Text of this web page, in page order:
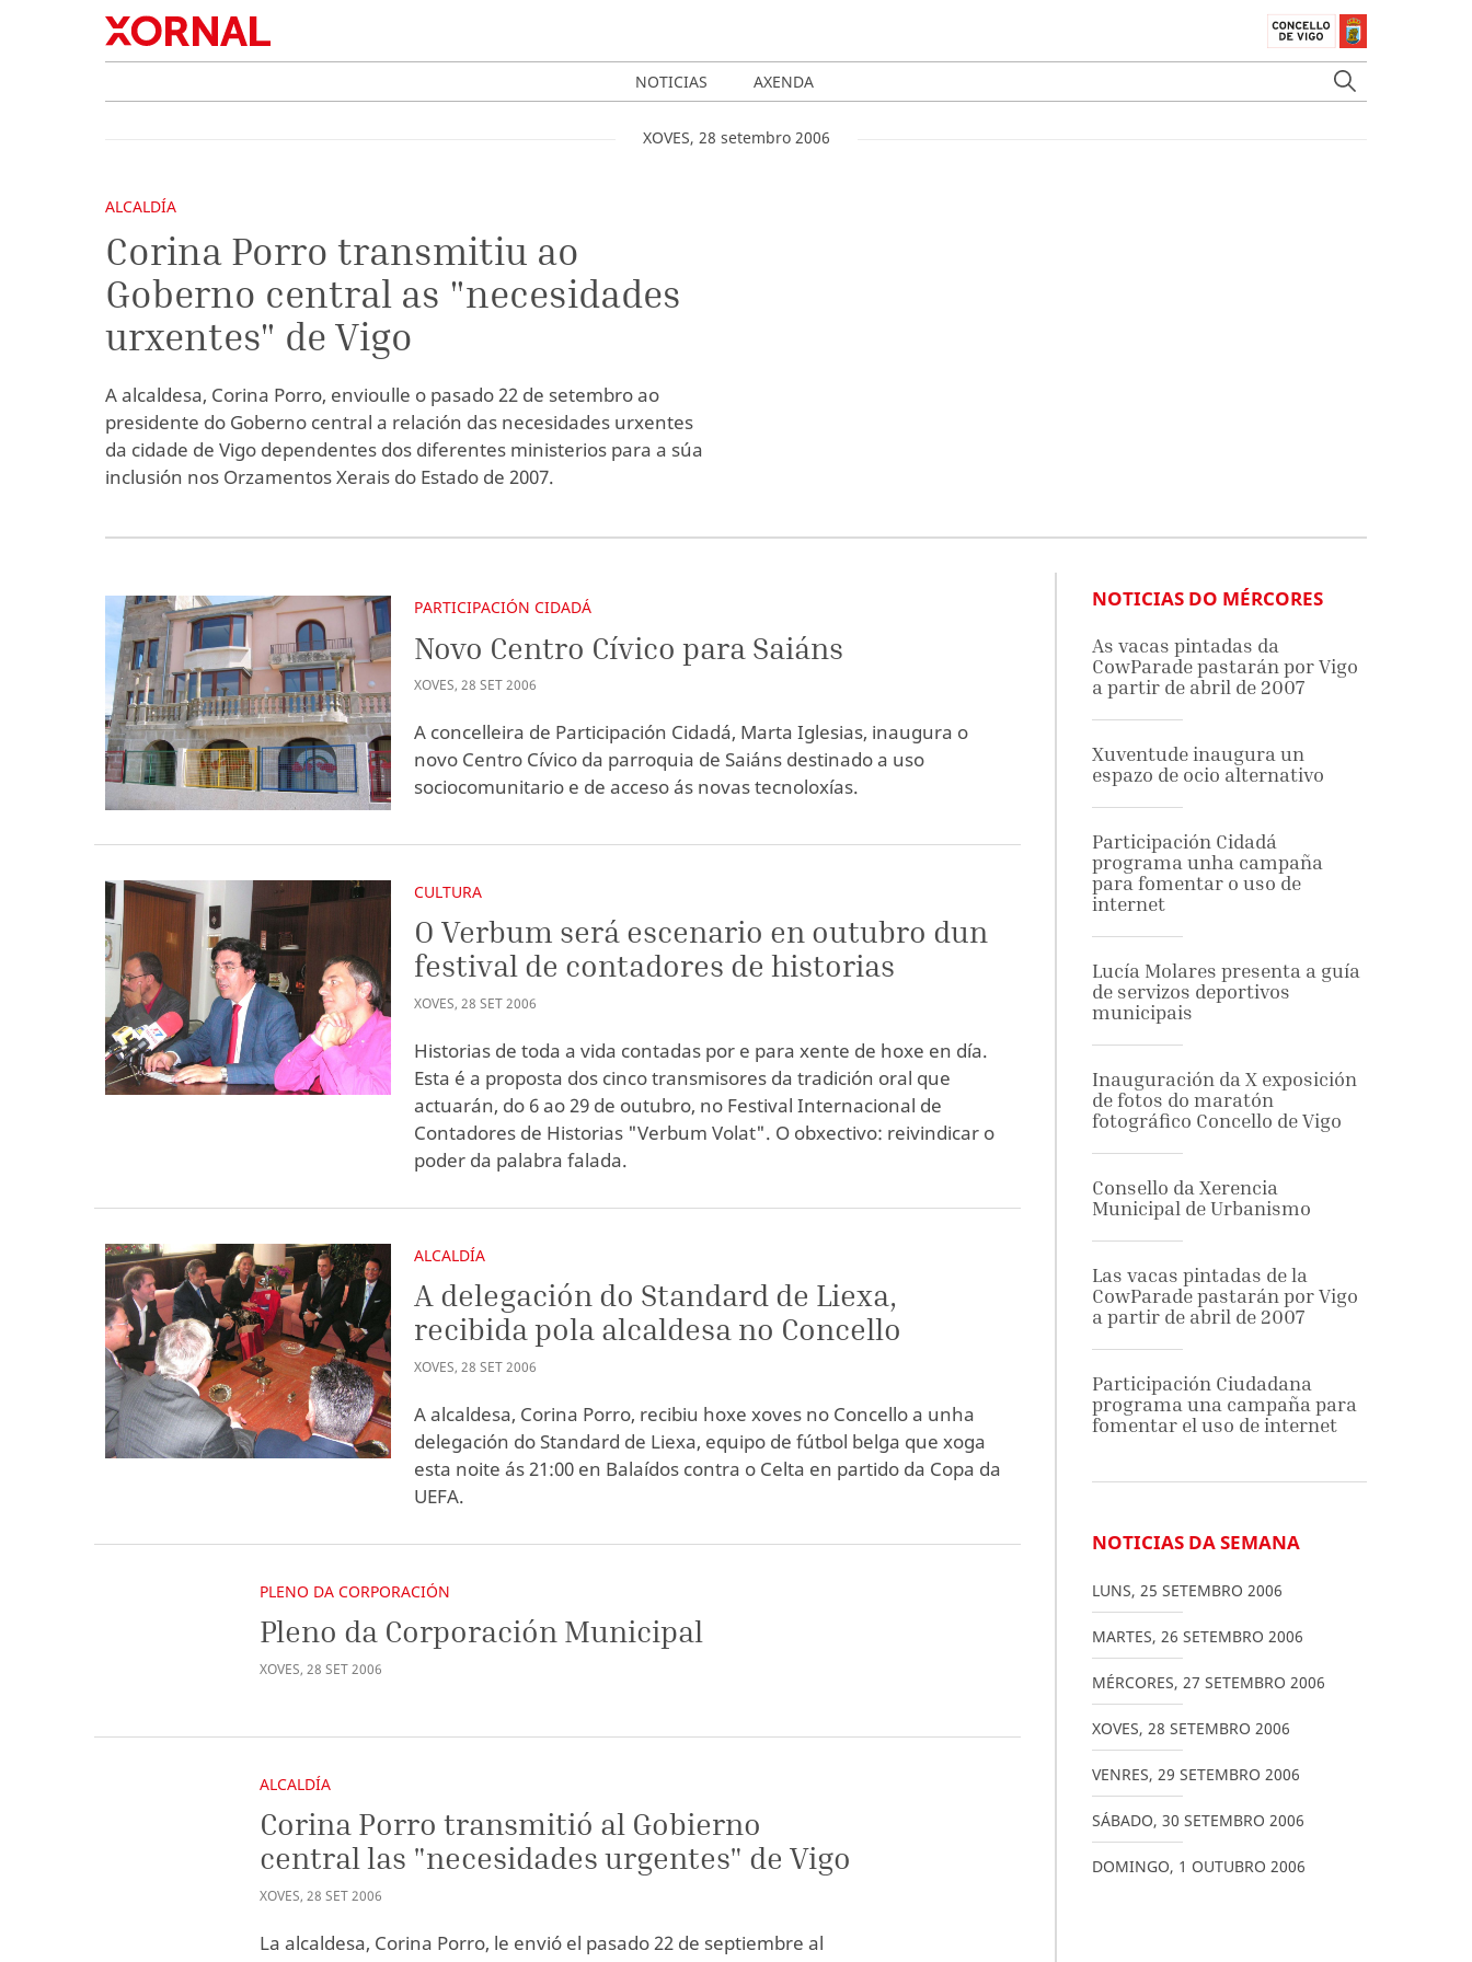
NOTICIAS AXENDA
XOVES, 28 setembro 2006
ALCALDÍA
Corina Porro transmitiu ao
Goberno central as "necesidades
urxentes" de Vigo
A alcaldesa, Corina Porro, envioulle o pasado 22 de setembro ao
presidente do Goberno central a relación das necesidades urxentes
da cidade de Vigo dependentes dos diferentes ministerios para a súa
inclusión nos Orzamentos Xerais do Estado de 2007.
PARTICIPACIÓN CIDADÁ
Novo Centro Cívico para Saiáns
XOVES,28 SET2006
A concelleira de Participación Cidadá, Marta Iglesias, inaugura o
novo Centro Cívico da parroquia de Saiáns destinado a uso
sociocomunitario e de acceso ás novas tecnoloxías.
CULTURA
O Verbum será escenario en outubro dun
festival de contadores de historias
XOVES,28 SET2006
Historias de toda a vida contadas por e para xente de hoxe en día.
Esta é a proposta dos cinco transmisores da tradición oral que
actuarán, do 6 ao 29 de outubro, no Festival Internacional de
Contadores de Historias "Verbum Volat". O obxectivo: reivindicar o
poder da palabra falada.
ALCALDÍA
A delegación do Standard de Liexa,
recibida pola alcaldesa no Concello
XOVES,28 SET2006
A alcaldesa, Corina Porro, recibiu hoxe xoves no Concello a unha
delegación do Standard de Liexa, equipo de fútbol belga que xoga
esta noite ás 21:00 en Balaídos contra o Celta en partido da Copa da
UEFA.
PLENO DA CORPORACIÓN
Pleno da Corporación Municipal
XOVES,28 SET2006
ALCALDÍA
Corina Porro transmitió al Gobierno
central las "necesidades urgentes" de Vigo
XOVES,28 SET2006
La alcaldesa, Corina Porro, le envió el pasado 22 de septiembre al
NOTICIAS DO MÉRCORES
As vacas pintadas da
CowParade pastarán por Vigo
a partir de abril de 2007
Xuventude inaugura un
espazo de ocio alternativo
Participación Cidadá
programa unha campaña
para fomentar o uso de
internet
Lucía Molares presenta a guía
de servizos deportivos
municipais
Inauguración da X exposición
de fotos do maratón
fotográfico Concello de Vigo
Consello da Xerencia
Municipal de Urbanismo
Las vacas pintadas de la
CowParade pastarán por Vigo
a partir de abril de 2007
Participación Ciudadana
programa una campaña para
fomentar el uso de internet
NOTICIAS DA SEMANA
LUNS, 25 SETEMBRO 2006
MARTES, 26 SETEMBRO 2006
MÉRCORES, 27 SETEMBRO 2006
XOVES, 28 SETEMBRO 2006
VENRES, 29 SETEMBRO 2006
SÁBADO, 30 SETEMBRO 2006
DOMINGO, 1 OUTUBRO 2006